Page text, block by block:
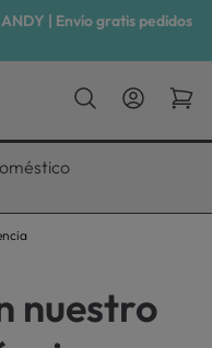
| Envío gratis pedidos
del 10%
nuestro